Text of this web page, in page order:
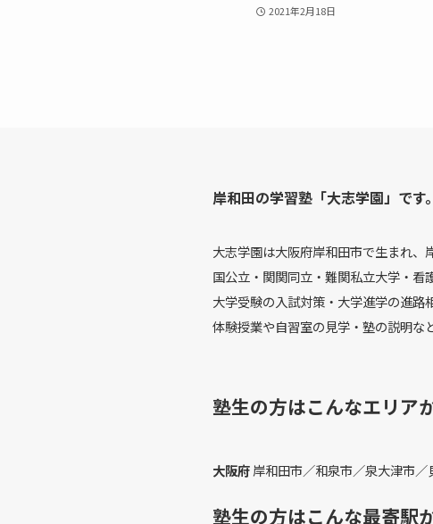
2021年2月18日
岸和田の学習塾「大志学園」です。
大志学園は大阪府岸和田市で生まれ
国公立・関関同立・難関私立大学・
大学受験の入試対策・大学進学の進
体験授業や自習室の見学・塾の説明な
塾生の方はこんなエリア
大阪府岸和田市／和泉市／泉大津市
塾生の方はこんな最寄駅